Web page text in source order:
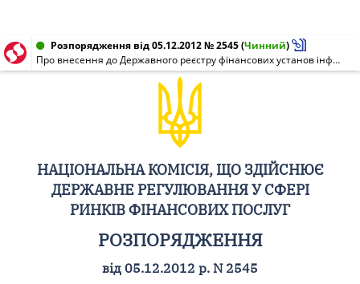
Розпорядження від 05.12.2012 № 2545(Чинний)
Про внесення до Державного реєстру фінансових установ інформації про ліквідацію відокремленого підрозділу Приватного акціонерного товариства "Страхова компанія "АХА Страхування"
НАЦІОНАЛЬНА КОМІСІЯ, ЩО ЗДІЙСНЮЄ
ДЕРЖАВНЕ РЕГУЛЮВАННЯ У СФЕРІ
РИНКІВ ФІНАНСОВИХ ПОСЛУГ
РОЗПОРЯДЖЕННЯ
від 05.12.2012 р. N 2545